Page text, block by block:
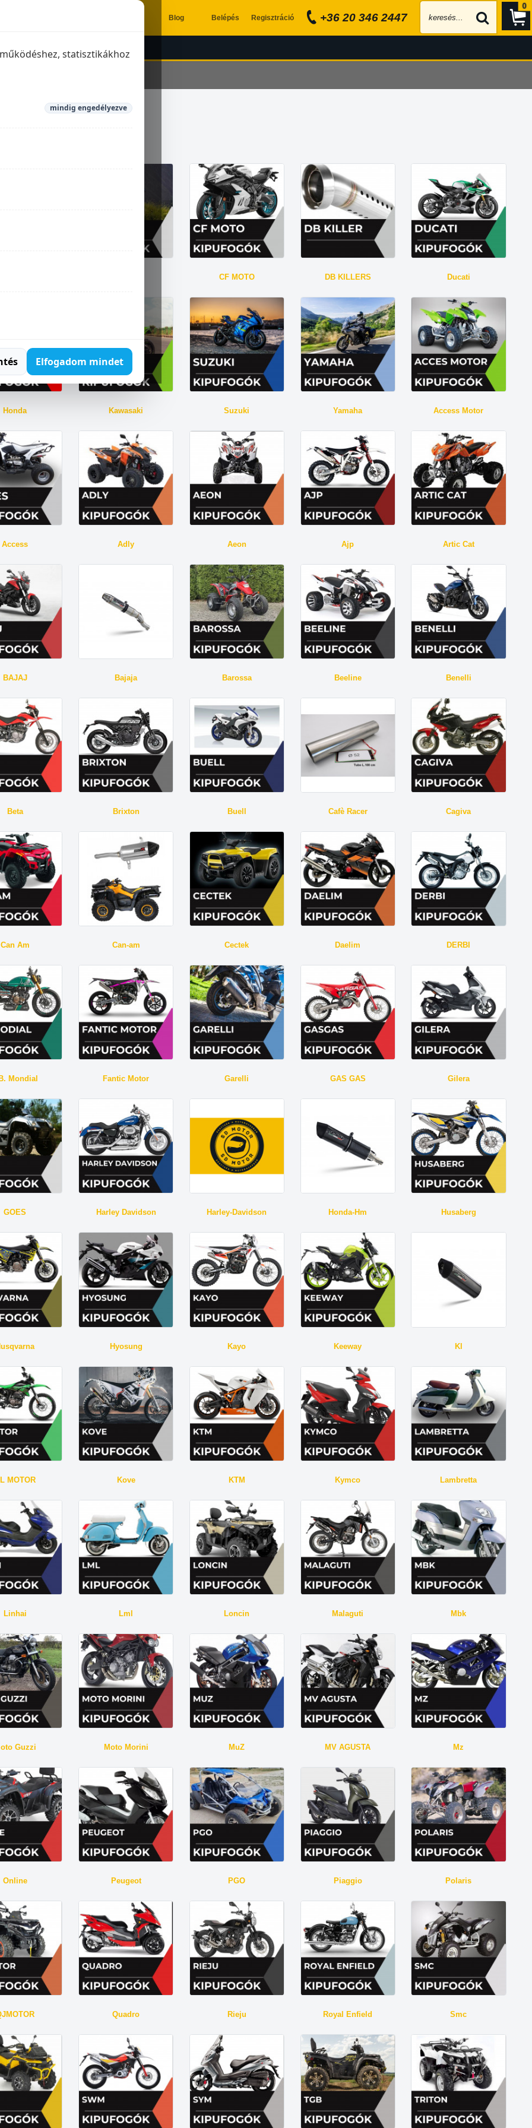
statisztikákhoz
mindig engedélyezve
Elfogadom mindet
Blog Belépés Regisztráció +36 20 346 2447
0
KIPUFOGÓK
CF MOTO DB KILLERS Ducati
Honda Kawasaki Suzuki Yamaha Access Motor
Access Adly Aeon Ajp Artic Cat
BAJAJ Bajaja Barossa Beeline Benelli
Beta Brixton Buell Cafè Racer Cagiva
Can Am Can-am Cectek Daelim DERBI
Mondial Fantic Motor Garelli GAS GAS Gilera
GOES Harley Davidson Harley-Davidson Honda-Hm Husaberg
Hyosung Kayo Keeway Kl
MOTOR Kove KTM Kymco Lambretta
Linhai Lml Loncin Malaguti Mbk
Guzzi Moto Morini MuZ MV AGUSTA Mz
Online Peugeot PGO Piaggio Polaris
Quadro Rieju Royal Enfield Smc